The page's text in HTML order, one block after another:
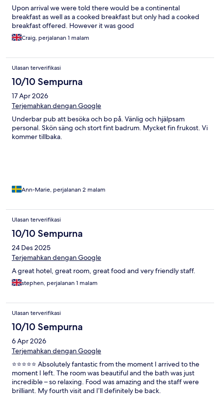
Upon arrival we were told there would be a continental
breakfast as well as a cooked breakfast but only had a cooked
breakfast offered. However it was good
Craig, perjalanan 1 malam
Ulasan terverifikasi
10/10 Sempurna
17 Apr 2026
Terjemahkan dengan Google
Underbar pub att besöka och bo på. Vänlig och hjälpsam
personal. Skön säng och stort fint badrum. Mycket fin frukost. Vi
kommer tillbaka.
Ann-Marie, perjalanan 2 malam
Ulasan terverifikasi
10/10 Sempurna
24 Des 2025
Terjemahkan dengan Google
A great hotel, great room, great food and very friendly staff.
stephen, perjalanan 1 malam
Ulasan terverifikasi
10/10 Sempurna
6 Apr 2026
Terjemahkan dengan Google
⭐⭐⭐⭐⭐ Absolutely fantastic from the moment I arrived to the
moment I left. The room was beautiful and the bath was just
incredible – so relaxing. Food was amazing and the staff were
brilliant. My fourth visit and I’ll definitely be back.